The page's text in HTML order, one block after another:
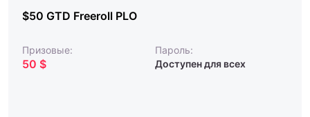
$50 GTD Freeroll PLO
Призовые:
50 $
Пароль:
Доступен для всех